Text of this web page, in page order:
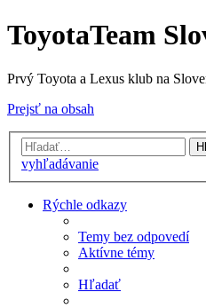
ToyotaTeam
Prvý Toyota a Lexus klub na
Prejsť na obsah
vyhľadávanie
Rýchle odkazy
Temy bez odpovedí
Aktívne témy
Hľadať